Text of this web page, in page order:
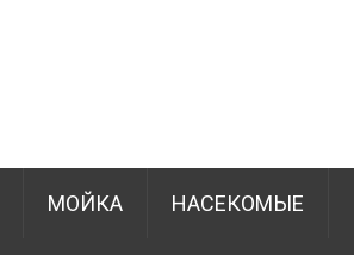
МОЙКА НАСЕКОМЫЕ